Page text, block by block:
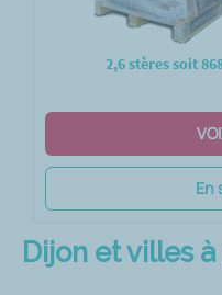
2,6 stères soit
En
Dijon et villes